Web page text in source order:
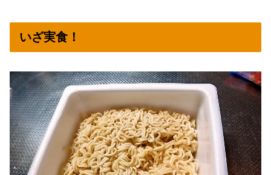
いざ実食！